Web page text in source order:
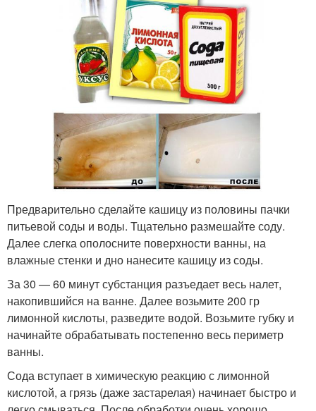
Предварительно сделайте кашицу из половины пачки
питьевой соды и воды. Тщательно размешайте соду.
Далее слегка ополосните поверхности ванны, на
влажные стенки и дно нанесите кашицу из соды.
За 30 — 60 минут субстанция разъедает весь налет,
накопившийся на ванне. Далее возьмите 200 гр
лимонной кислоты, разведите водой. Возьмите губку и
начинайте обрабатывать постепенно весь периметр
ванны.
Сода вступает в химическую реакцию с лимонной
кислотой, а грязь (даже застарелая) начинает быстро и